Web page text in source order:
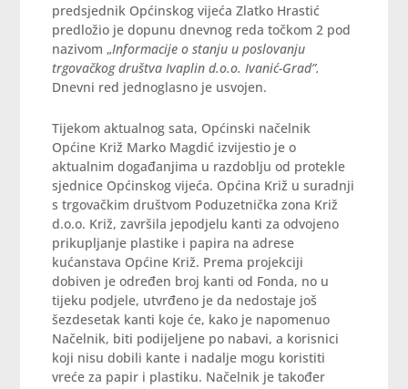
predsjednik Općinskog vijeća Zlatko Hrastić
predložio je dopunu dnevnog reda točkom 2 pod
nazivom „Informacije o stanju u poslovanju
trgovačkog društva Ivaplin d.o.o. Ivanić-Grad”.
Dnevni red jednoglasno je usvojen.
Tijekom aktualnog sata, Općinski načelnik
Općine Križ Marko Magdić izvijestio je o
aktualnim događanjima u razdoblju od protekle
sjednice Općinskog vijeća. Općina Križ u suradnji
s trgovačkim društvom Poduzetnička zona Križ
d.o.o. Križ, završila jepodjelu kanti za odvojeno
prikupljanje plastike i papira na adrese
kućanstava Općine Križ. Prema projekciji
dobiven je određen broj kanti od Fonda, no u
tijeku podjele, utvrđeno je da nedostaje još
šezdesetak kanti koje će, kako je napomenuo
Načelnik, biti podijeljene po nabavi, a korisnici
koji nisu dobili kante i nadalje mogu koristiti
vreće za papir i plastiku. Načelnik je također